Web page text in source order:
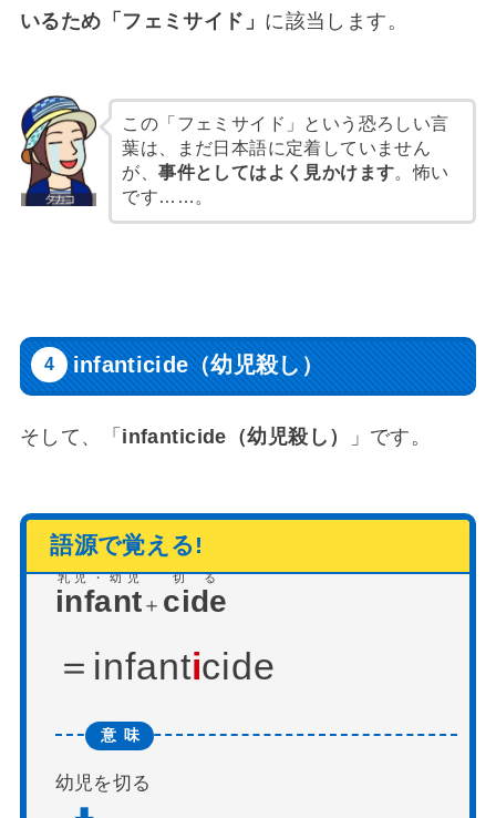
いるため「フェミサイド」 に該当します。
この「フェミサイド」という恐ろしい言
葉は、まだ日本語に定着していません
が、事件としてはよく見かけます。怖い
です……。
infanticide（幼児殺し）
そして、「 infanticide（幼児殺し） 」です。
infant
乳児・幼児
＋ cide
切る
infanticide
幼児を切る